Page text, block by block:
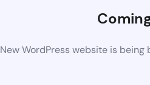
New WordPress website is